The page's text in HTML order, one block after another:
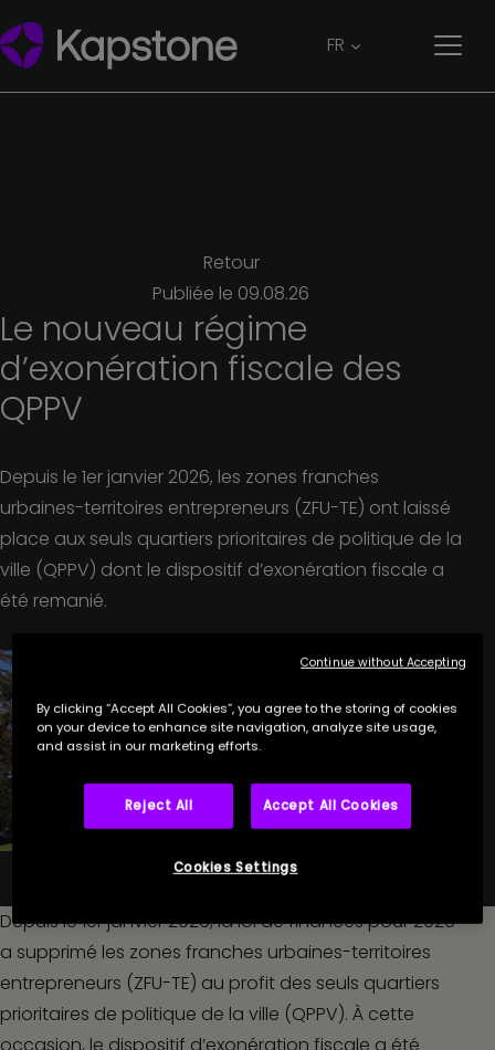
FR
Retour
Publiée le 09.08.26
Le nouveau régime
d’exonération fiscale des
QPPV
Depuis le 1er janvier 2026, les zones franches
urbaines-territoires entrepreneurs (ZFU-TE) ont laissé
place aux seuls quartiers prioritaires de politique de la
ville (QPPV) dont le dispositif d’exonération fiscale a
été remanié.
Depuis le 1erjanvier 2026, la loi de finances pour 2026
a supprimé les zones franches urbaines-territoires
entrepreneurs (ZFU-TE) au profit des seuls quartiers
prioritaires de politique de la ville (QPPV). À cette
By clicking “Accept All Cookies”, you agree to the storing of cookies
on your device to enhance site navigation, analyze site usage,
and assist in our marketing efforts.
Reject All Accept All Cookies
Cookies Settings
Continue without Accepting